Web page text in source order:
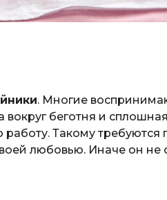
. Многие
вокруг беготня и
работу. Такому
любовью. Иначе он